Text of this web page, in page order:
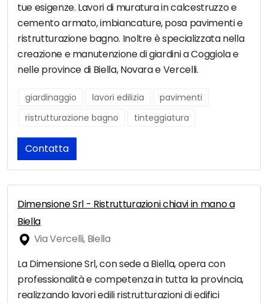
tue esigenze. Lavori di muratura in calcestruzzo e
cemento armato, imbiancature, posa pavimenti e
ristrutturazione bagno. Inoltre è specializzata nella
creazione e manutenzione di giardini a Coggiola e
nelle province di Biella, Novara e Vercelli.
giardinaggio lavori edilizia
pavimenti
ristrutturazione bagno
tinteggiatura
Contatta
Dimensione Srl - Ristrutturazioni chiavi in mano a
Biella
Via Vercelli, Biella
La Dimensione Srl, con sede a Biella, opera con
professionalità e competenza in tutta la provincia,
realizzando lavori edili ristrutturazioni di edifici